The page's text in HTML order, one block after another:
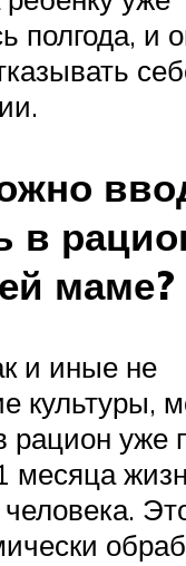
полгода, и
в
маме?
и иные не
культуры,
рацион уже
месяца